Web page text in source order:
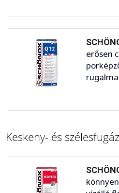
erősen
Keskeny- és